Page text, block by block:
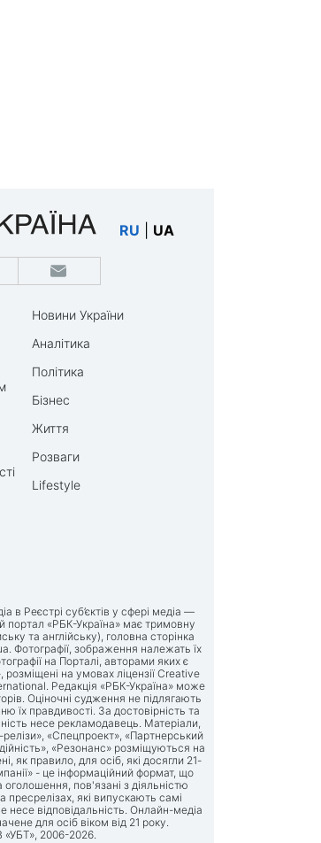
RU UA
Новини України
Аналітика
Політика
Бізнес
Життя
Розваги
Lifestyle
в Реєстрі суб’єктів у сфері медіа —
портал «РБК-Україна» має тримовну
та англійську), головна сторінка
. Фотографії, зображення належать їх
на Порталі, авторами яких є
на умовах ліцензії Creative
Редакція «РБК-Україна» може
Оціночні судження не підлягають
їх правдивості. За достовірність та
несе рекламодавець. Матеріали,
«Спецпроект», «Партнерський
«Резонанс» розміщуються на
як правило, для осіб, які досягли 21-
- це інформаційний формат, що
оголошення, пов'язані з діяльністю
пресрелізах, які випускають самі
несе відповідальність. Онлайн-медіа
для осіб віком від 21 року.
2006-2026.